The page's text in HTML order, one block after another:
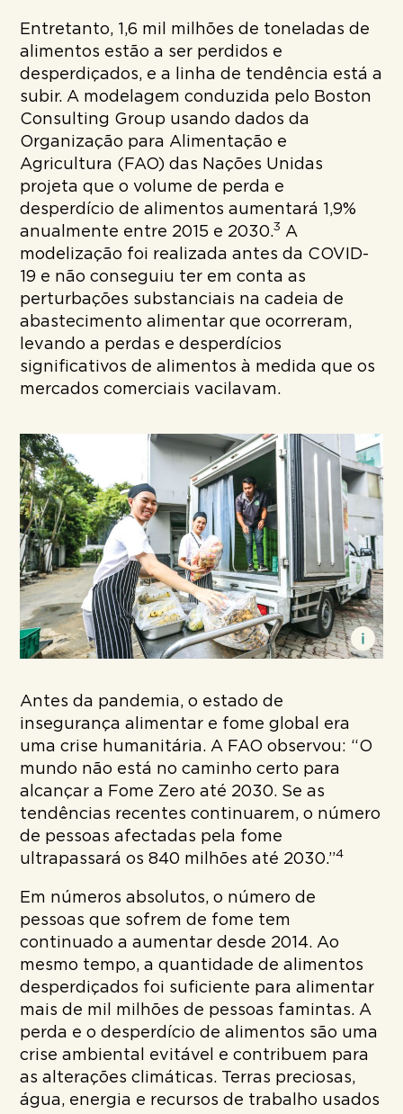
Entretanto, 1,6 mil milhões de toneladas de
alimentos estão a ser perdidos e
desperdiçados, e a linha de tendência está a
subir. A modelagem conduzida pelo Boston
Consulting Group usando dados da
Organização para Alimentação e
Agricultura (FAO) das Nações Unidas
projeta que o volume de perda e
desperdício de alimentos aumentará 1,9%
anualmente entre 2015 e 2030.3 A
modelização foi realizada antes da COVID-
19 e não conseguiu ter em conta as
perturbações substanciais na cadeia de
abastecimento alimentar que ocorreram,
levando a perdas e desperdícios
significativos de alimentos à medida que os
mercados comerciais vacilavam.
Antes da pandemia, o estado de
insegurança alimentar e fome global era
uma crise humanitária. A FAO observou: “O
mundo não está no caminho certo para
alcançar a Fome Zero até 2030. Se as
tendências recentes continuarem, o número
de pessoas afectadas pela fome
ultrapassará os 840 milhões até 2030.”4
Em números absolutos, o número de
pessoas que sofrem de fome tem
continuado a aumentar desde 2014. Ao
mesmo tempo, a quantidade de alimentos
desperdiçados foi suficiente para alimentar
mais de mil milhões de pessoas famintas. A
perda e o desperdício de alimentos são uma
crise ambiental evitável e contribuem para
as alterações climáticas. Terras preciosas,
água, energia e recursos de trabalho usados